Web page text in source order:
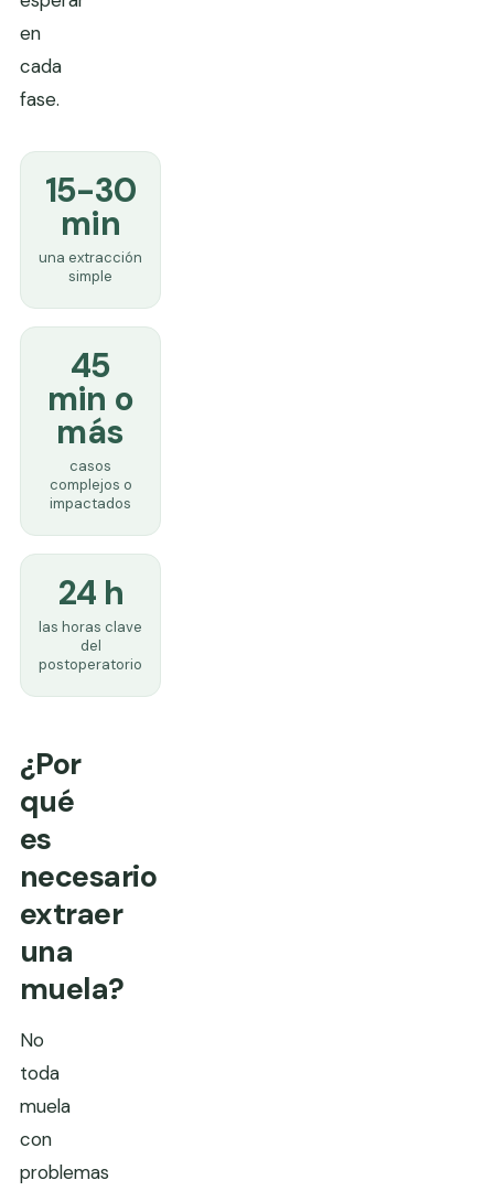
en
cada
fase.
15-30
min
una extracción
simple
45
min o
más
casos
complejos o
impactados
24 h
las horas clave
del
postoperatorio
¿Por
qué
es
necesario
extraer
una
muela?
No
toda
muela
con
problemas